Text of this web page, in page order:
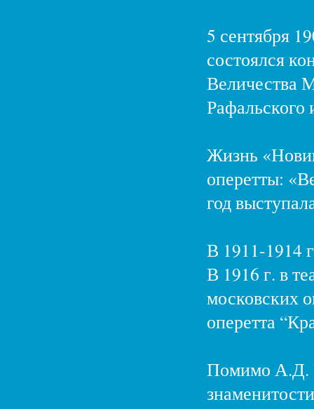
5 сентября
состоялся
Величества
Рафальского
Жизнь
оперетты:
год
В 1911-1914
В 1916 г. в
московских
оперетта
Помимо А.Д.